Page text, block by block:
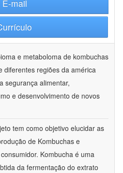
E-mail
e metaboloma de kombuchas
diferentes regiões da américa
segurança alimentar,
e desenvolvimento de novos
tem como objetivo elucidar as
de Kombuchas e
Kombucha é uma
da fermentação do extrato